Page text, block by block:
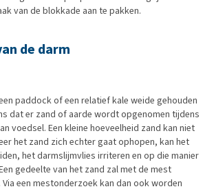
van de blokkade aan te pakken.
de darm
paddock of een relatief kale weide gehouden
dat er zand of aarde wordt opgenomen tijdens
voedsel. Een kleine hoeveelheid zand kan niet
het zand zich echter gaat ophopen, kan het
het darmslijmvlies irriteren en op die manier
gedeelte van het zand zal met de mest
een mestonderzoek kan dan ook worden